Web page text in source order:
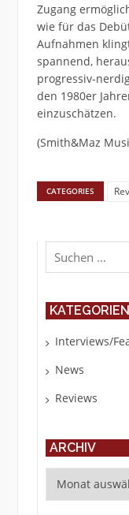
Zugang
wie für das
Aufnahmen
spannend,
progressiv-
den 1980er
einzuschätzen.
(Smith&Maz
CATEGORIES
Suchen
nach:
KATEGORIEN
Interviews/
News
Reviews
ARCHIV